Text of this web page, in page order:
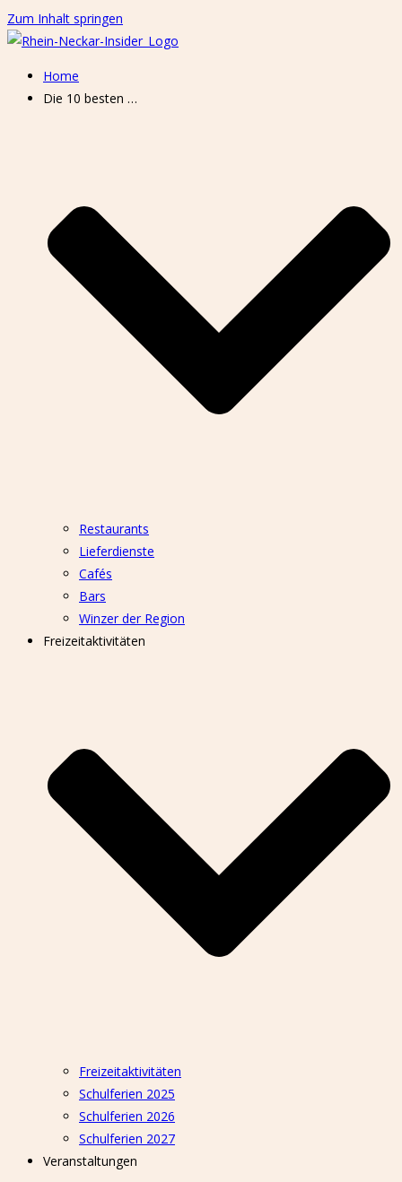
Zum Inhalt springen
Home
Die 10 besten …
Restaurants
Lieferdienste
Cafés
Bars
Winzer der Region
Freizeitaktivitäten
Freizeitaktivitäten
Schulferien 2025
Schulferien 2026
Schulferien 2027
Veranstaltungen